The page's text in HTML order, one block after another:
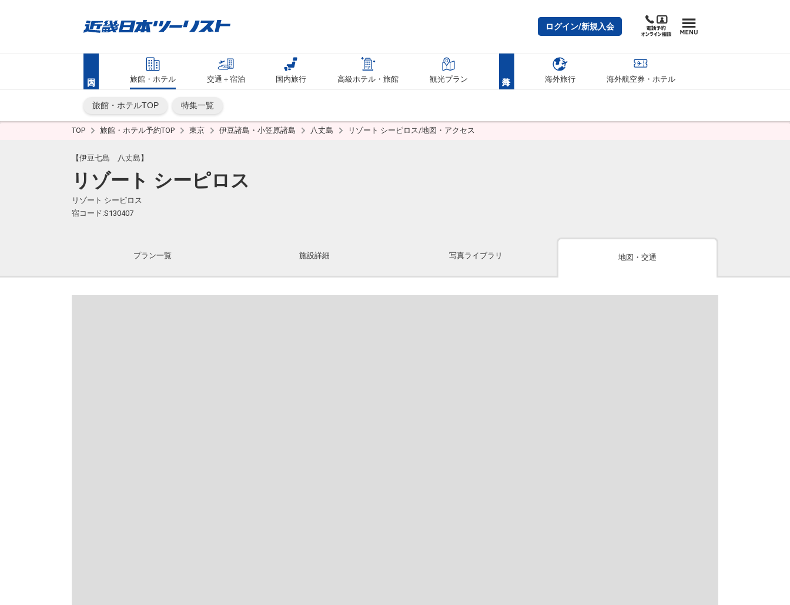
ログイン/新規入会
旅館・ホテル 交通＋宿泊 国内旅行 高級ホテル・旅館 観光プラン 海外旅行 海外航空券・ホテル
旅館・ホテルTOP 特集一覧
TOP 旅館・ホテル予約TOP 東京 伊豆諸島・小笠原諸島 八丈島 リゾート シーピロス/地図・アクセス
【伊豆七島 八丈島】
リゾート シーピロス
リゾート シーピロス
宿コード:S130407
プラン一覧 施設詳細 写真ライブラリ 地図・交通